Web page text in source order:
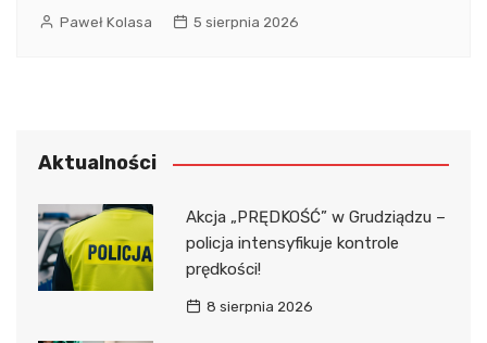
Paweł Kolasa 5 sierpnia 2026
Aktualności
Akcja „PRĘDKOŚĆ” w Grudziądzu –
policja intensyfikuje kontrole
prędkości!
8 sierpnia 2026